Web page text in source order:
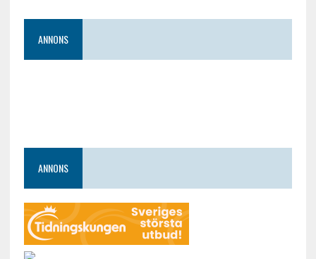
ANNONS
ANNONS